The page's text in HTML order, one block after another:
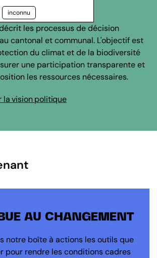
inconnu
les processus de décision
cantonal et communal. L'objectif est
du climat et de la biodiversité
une participation transparente et
les ressources nécessaires.
la vision politique
AU CHANGEMENT
notre boîte à actions les outils que
pour rendre les conditions cadres